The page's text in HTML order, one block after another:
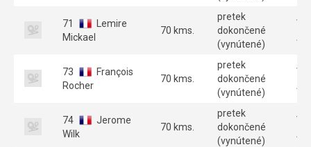
71
Lemire
Mickael
70 kms.
pretek
dokončené
(vynútené)
A
73
François
Rocher
70 kms.
pretek
dokončené
(vynútené)
A
74
Jerome
Wilk
70 kms.
pretek
dokončené
(vynútené)
A